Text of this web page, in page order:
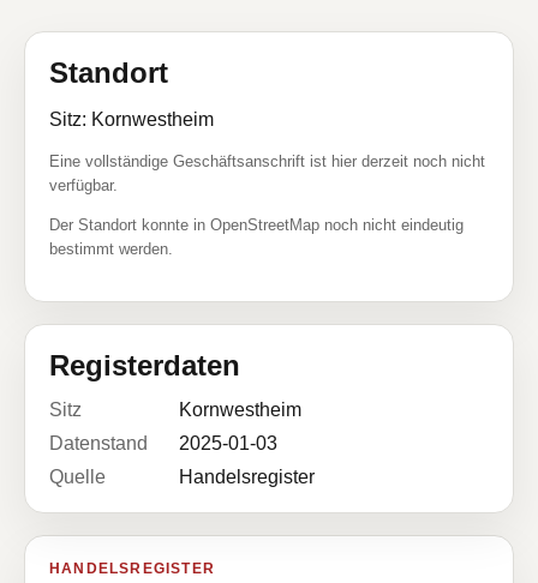
Standort
Sitz: Kornwestheim
Eine vollständige Geschäftsanschrift ist hier derzeit noch nicht
verfügbar.
Der Standort konnte in OpenStreetMap noch nicht eindeutig
bestimmt werden.
Registerdaten
Sitz
Kornwestheim
Datenstand
2025-01-03
Quelle
Handelsregister
HANDELSREGISTER